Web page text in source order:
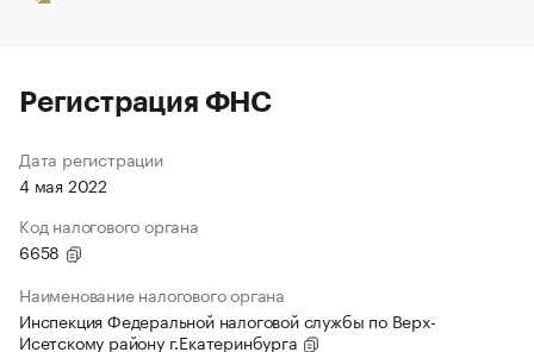
Регистрация ФНС
Дата регистрации
4 мая 2022
Код налогового органа
6658
Наименование налогового органа
Инспекция Федеральной налоговой службы по Верх-
Исетскому району г.Екатеринбурга